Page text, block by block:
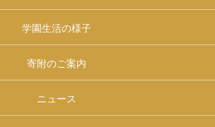
学園生活の様子
寄附のご案内
ニュース